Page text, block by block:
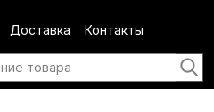
Доставка Контакты